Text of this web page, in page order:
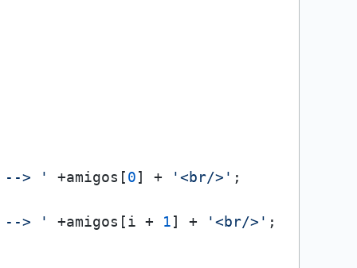
> ' +amigos[0] + '<br/>' ;
> ' +amigos[i + 1] + '<br/>' ;